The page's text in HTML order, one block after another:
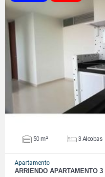
VER
50 m² 3 Alcobas
Apartamento
ARRIENDO APARTAMENTO